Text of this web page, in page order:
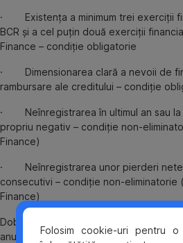
· Existența a minimum trei exerciții
BCR și a cel puțin două exerciții
Finance – condiție obligatorie
· Dimensionarea clară a nevoii de
rambursare ale creditului – condiție
· Neînregistrarea în ultimul an sau la
propriu negativ – condiție non-
Finance)
· Neînregistrarea unor pierderi nete
consecutivi – condiție non-eliminatorie
Finance)
Dobânda va fi subvenționată de
anului 2020, urmând ca, din 2021,
Folosim cookie-uri pentru